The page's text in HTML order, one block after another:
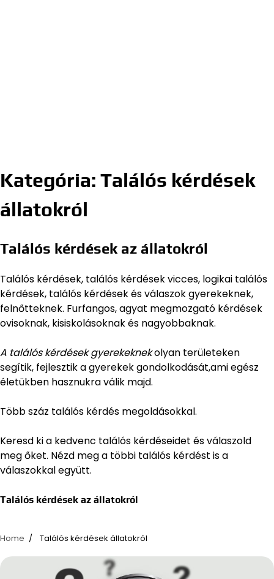
Kategória: Találós kérdések
állatokról
Találós kérdések az állatokról
Találós kérdések, találós kérdések vicces, logikai találós
kérdések, találós kérdések és válaszok gyerekeknek,
felnőtteknek. Furfangos, agyat megmozgató kérdések
ovisoknak, kisiskolásoknak és nagyobbaknak.
A találós kérdések gyerekeknekolyan területeken
segítik, fejlesztik a gyerekek gondolkodását,ami egész
életükben hasznukra válik majd.
Több száz találós kérdés megoldásokkal.
Keresd ki a kedvenc találós kérdéseidet és válaszold
meg őket. Nézd meg a többi találós kérdést is a
válaszokkal együtt.
Találós kérdések az állatokról
Home Találós kérdések állatokról